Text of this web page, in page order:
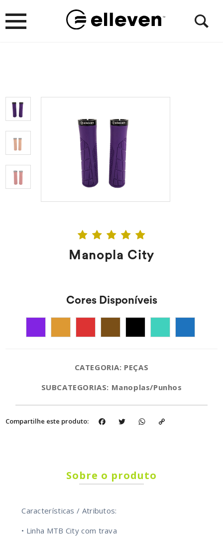
Manopla City
Cores Disponíveis
CATEGORIA: PEÇAS
SUBCATEGORIAS: Manoplas/Punhos
Compartilhe este produto: FacebookTwitter WhatsApp
Sobre o produto
Características / Atributos:
• Linha MTB City com trava